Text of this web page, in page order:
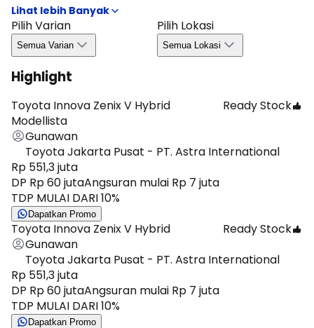
Innova Zenix V Hybrid, Toyota Innova Zenix G Hybrid, Toyota
Innova Zenix Gasoline 2.0 G CVT, Toyota Innova Zenix
Gasoline 2.0 V CVT periode Agustus 2026, supaya kamu
nggak ketinggalan info penting sebelum ambil keputusan.
Mulai dari benefit yang biasanya ditawarkan, syarat umum,
hingga hal yang perlu kamu perhatikan seperti
ketersediaan unit dan ketentuan area, jadi proses memilih
varian terasa lebih aman dan efisien.
Pilih Varian
Semua Varian
Pilih Lokasi
Semua Lokasi
Highlight
Toyota Innova Zenix V Hybrid
Modellista
Ready Stock
Gunawan
Toyota Jakarta Pusat - PT. Astra International
Rp 551,3 juta
DP Rp 60 jutaAngsuran mulai Rp 7 juta
TDP MULAI DARI 10%
Dapatkan Promo
Toyota Innova Zenix V Hybrid
Ready Stock
Gunawan
Toyota Jakarta Pusat - PT. Astra International
Rp 551,3 juta
DP Rp 60 jutaAngsuran mulai Rp 7 juta
TDP MULAI DARI 10%
Dapatkan Promo